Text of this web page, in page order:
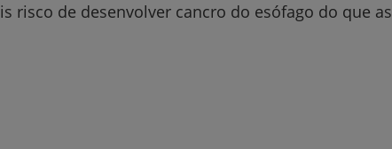
risco de desenvolver cancro do esófago do que as